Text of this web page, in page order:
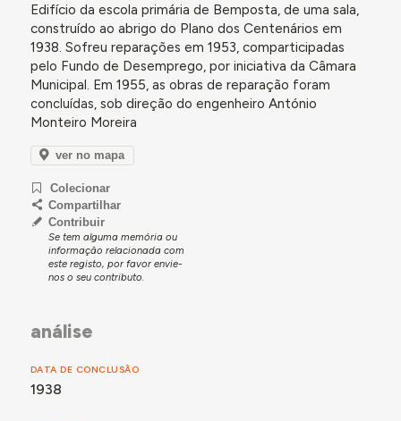
Edifício da escola primária de Bemposta, de uma sala,
construído ao abrigo do Plano dos Centenários em
1938. Sofreu reparações em 1953, comparticipadas
pelo Fundo de Desemprego, por iniciativa da Câmara
Municipal. Em 1955, as obras de reparação foram
concluídas,sob direção do engenheiro António
Monteiro Moreira
ver no mapa
Colecionar
Compartilhar
Contribuir
Se tem alguma memória ou
informação relacionada com
este registo, por favor envie-
nos o seu contributo.
análise
DATA DE CONCLUSÃO
1938